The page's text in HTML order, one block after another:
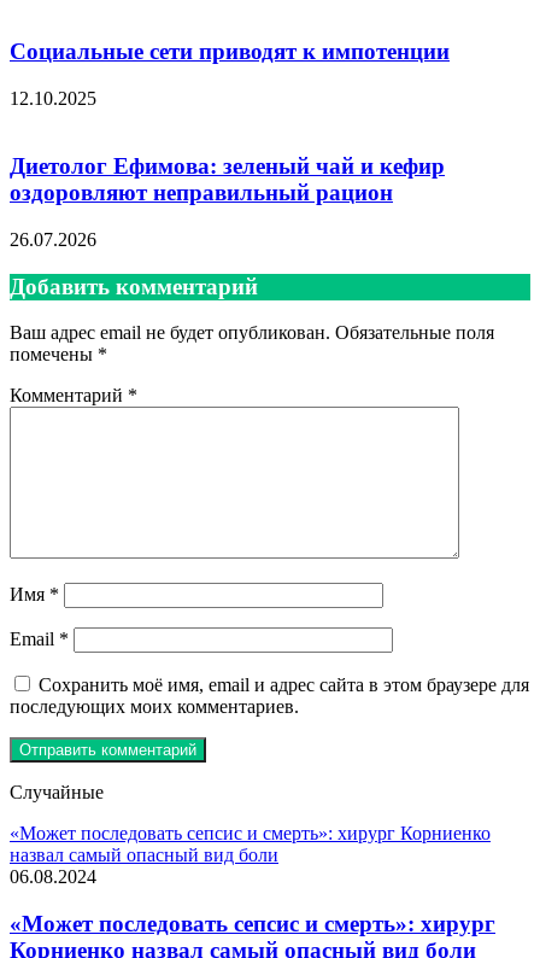
Социальные сети приводят к импотенции
12.10.2025
Диетолог Ефимова: зеленый чай и кефир
оздоровляют неправильный рацион
26.07.2026
Добавить комментарий
Ваш адрес email не будет опубликован. Обязательные поля
помечены *
Комментарий *
Имя *
Email *
Сохранить моё имя, email и адрес сайта в этом браузере для
последующих моих комментариев.
Случайные
«Может последовать сепсис и смерть»: хирург Корниенко
назвал самый опасный вид боли
06.08.2024
«Может последовать сепсис и смерть»: хирург
Корниенко назвал самый опасный вид боли